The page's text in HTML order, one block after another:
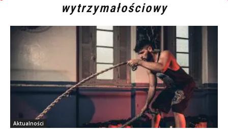
wytrzymałościowy
Aktualności